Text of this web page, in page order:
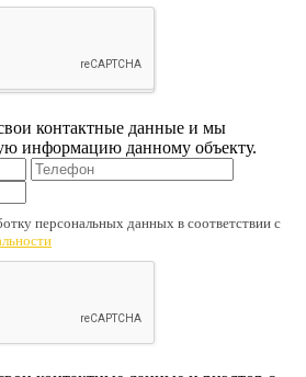
контактные данные и мы
информацию данному объекту.
персональных данных в соответствии с